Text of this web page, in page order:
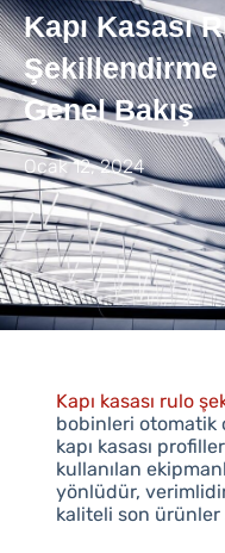
Kapı Kasası
Genel Bakış
Ocak 12, 2024
Kapı kasası rulo
bobinleri otomatik
kapı kasası
kullanılan
yönlüdür,
kaliteli son ürünler